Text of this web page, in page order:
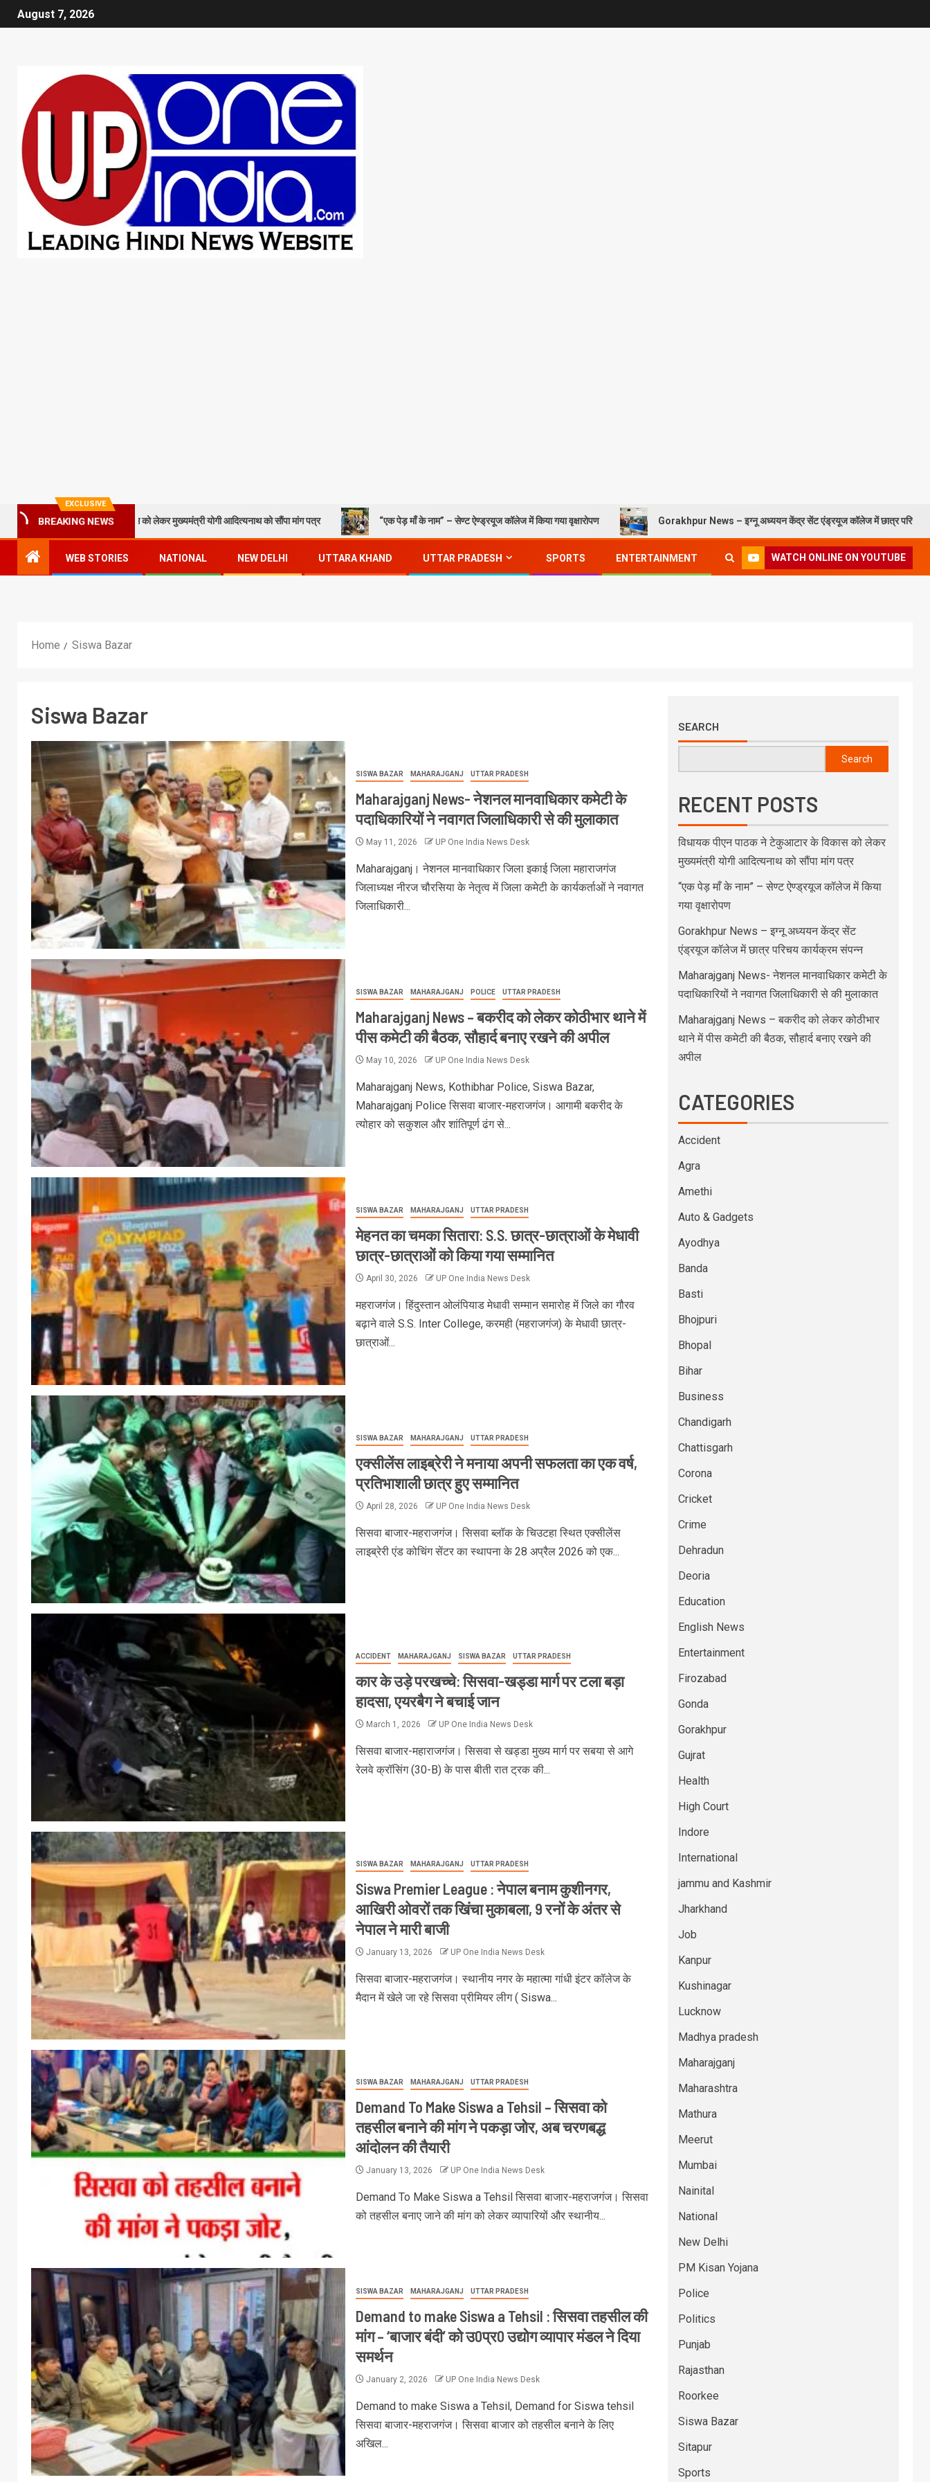
August 7, 2026
EXCLUSIVE
BREAKING NEWS
ने टेकुआटार के विकास को लेकर मुख्यमंत्री योगी आदित्यनाथ को सौंपा मांग पत्र “एक पेड़ माँ के नाम” – सेण्ट ऐण्ड्रयूज कॉलेज में किया गया वृक्षारोपण Gorakhpur News – इग्नू अध्ययन केंद्र सेंट एंड्रयूज कॉलेज में छात्र परिचय कार्यक्रम संपन्न
WEB STORIES NATIONAL NEW DELHI UTTARA KHAND UTTAR PRADESH SPORTS ENTERTAINMENT WATCH ONLINE ON YOUTUBE
Home Siswa Bazar
Siswa Bazar
SISWA BAZAR MAHARAJGANJ UTTAR PRADESH
Maharajganj News- नेशनल मानवाधिकार कमेटी के
पदाधिकारियों ने नवागत जिलाधिकारी से की मुलाकात
May 11, 2026 UP One India News Desk
Maharajganj। नेशनल मानवाधिकार जिला इकाई जिला महाराजगंज
जिलाध्यक्ष नीरज चौरसिया के नेतृत्व में जिला कमेटी के कार्यकर्ताओं ने नवागत
जिलाधिकारी...
SISWA BAZAR MAHARAJGANJ POLICE UTTAR PRADESH
Maharajganj News – बकरीद को लेकर कोठीभार थाने में
पीस कमेटी की बैठक, सौहार्द बनाए रखने की अपील
May 10, 2026 UP One India News Desk
Maharajganj News, Kothibhar Police, Siswa Bazar,
Maharajganj Police सिसवा बाजार-महराजगंज। आगामी बकरीद के
त्योहार को सकुशल और शांतिपूर्ण ढंग से...
SISWA BAZAR MAHARAJGANJ UTTAR PRADESH
मेहनत का चमका सितारा: S.S. छात्र-छात्राओं के मेधावी
छात्र-छात्राओं को किया गया सम्मानित
April 30, 2026 UP One India News Desk
महराजगंज। हिंदुस्तान ओलंपियाड मेधावी सम्मान समारोह में जिले का गौरव
बढ़ाने वाले S.S. Inter College, करमही (महराजगंज) के मेधावी छात्र-
छात्राओं...
SISWA BAZAR MAHARAJGANJ UTTAR PRADESH
एक्सीलेंस लाइब्रेरी ने मनाया अपनी सफलता का एक वर्ष,
प्रतिभाशाली छात्र हुए सम्मानित
April 28, 2026 UP One India News Desk
सिसवा बाजार-महराजगंज। सिसवा ब्लॉक के चिउटहा स्थित एक्सीलेंस
लाइब्रेरी एंड कोचिंग सेंटर का स्थापना के 28 अप्रैल 2026 को एक...
ACCIDENT MAHARAJGANJ SISWA BAZAR UTTAR PRADESH
कार के उड़े परखच्चे: सिसवा-खड्डा मार्ग पर टला बड़ा
हादसा, एयरबैग ने बचाई जान
March 1, 2026 UP One India News Desk
सिसवा बाजार-महाराजगंज। सिसवा से खड्डा मुख्य मार्ग पर सबया से आगे
रेलवे क्रॉसिंग (30-B) के पास बीती रात ट्रक की...
SISWA BAZAR MAHARAJGANJ UTTAR PRADESH
Siswa Premier League : नेपाल बनाम कुशीनगर,
आखिरी ओवरों तक खिंचा मुकाबला, 9 रनों के अंतर से
नेपाल ने मारी बाजी
January 13, 2026 UP One India News Desk
सिसवा बाजार-महराजगंज। स्थानीय नगर के महात्मा गांधी इंटर कॉलेज के
मैदान में खेले जा रहे सिसवा प्रीमियर लीग ( Siswa...
SISWA BAZAR MAHARAJGANJ UTTAR PRADESH
Demand To Make Siswa a Tehsil – सिसवा को
तहसील बनाने की मांग ने पकड़ा जोर, अब चरणबद्ध
आंदोलन की तैयारी
January 13, 2026 UP One India News Desk
Demand To Make Siswa a Tehsil सिसवा बाजार-महराजगंज। सिसवा
को तहसील बनाए जाने की मांग को लेकर व्यापारियों और स्थानीय...
SISWA BAZAR MAHARAJGANJ UTTAR PRADESH
Demand to make Siswa a Tehsil : सिसवा तहसील की
मांग – ‘बाजार बंदी’ को उ0प्र0 उद्योग व्यापार मंडल ने दिया
समर्थन
January 2, 2026 UP One India News Desk
Demand to make Siswa a Tehsil, Demand for Siswa tehsil
सिसवा बाजार-महराजगंज। सिसवा बाजार को तहसील बनाने के लिए
अखिल...
SEARCH
Search
RECENT POSTS
विधायक पीएन पाठक ने टेकुआटार के विकास को लेकर
मुख्यमंत्री योगी आदित्यनाथ को सौंपा मांग पत्र
“एक पेड़ माँ के नाम” – सेण्ट ऐण्ड्रयूज कॉलेज में किया
गया वृक्षारोपण
Gorakhpur News – इग्नू अध्ययन केंद्र सेंट
एंड्रयूज कॉलेज में छात्र परिचय कार्यक्रम संपन्न
Maharajganj News- नेशनल मानवाधिकार कमेटी के
पदाधिकारियों ने नवागत जिलाधिकारी से की मुलाकात
Maharajganj News – बकरीद को लेकर कोठीभार
थाने में पीस कमेटी की बैठक, सौहार्द बनाए रखने की
अपील
CATEGORIES
Accident
Agra
Amethi
Auto & Gadgets
Ayodhya
Banda
Basti
Bhojpuri
Bhopal
Bihar
Business
Chandigarh
Chattisgarh
Corona
Cricket
Crime
Dehradun
Deoria
Education
English News
Entertainment
Firozabad
Gonda
Gorakhpur
Gujrat
Health
High Court
Indore
International
jammu and Kashmir
Jharkhand
Job
Kanpur
Kushinagar
Lucknow
Madhya pradesh
Maharajganj
Maharashtra
Mathura
Meerut
Mumbai
Nainital
National
New Delhi
PM Kisan Yojana
Police
Politics
Punjab
Rajasthan
Roorkee
Siswa Bazar
Sitapur
Sports